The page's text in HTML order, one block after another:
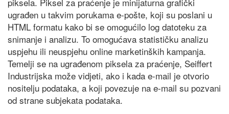
ugrađen u takvim porukama e-pošte, koji su poslani u
HTML formatu kako bi se omogućilo log datoteku za
snimanje i analizu. To omogućava statističku analizu
uspjehu ili neuspjehu online marketinških kampanja.
Temelji se na ugrađenom piksela za praćenje, Seiffert
Industrijska može vidjeti, ako i kada e-mail je otvorio
nositelju podataka, a koji povezuje na e-mail su pozvani
od strane subjekata podataka.